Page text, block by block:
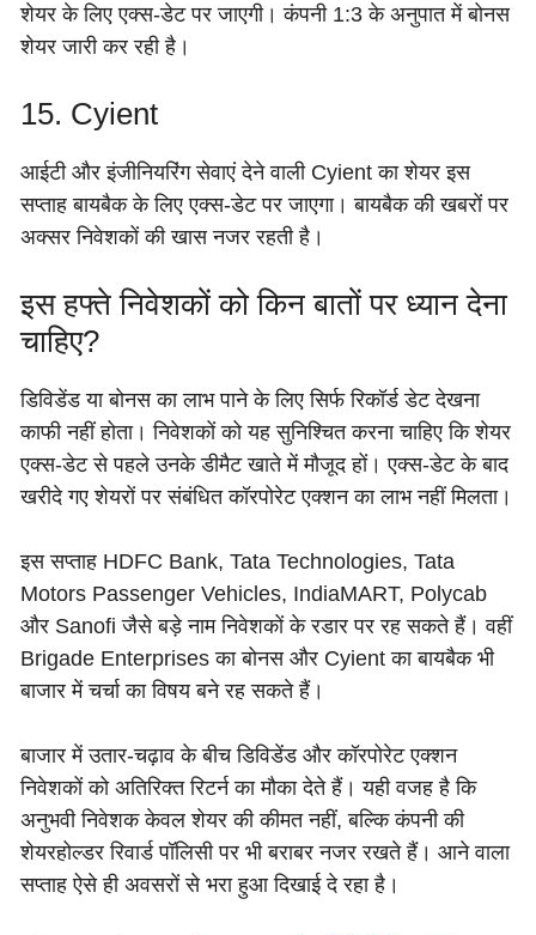
शेयर के लिए एक्स-डेट पर जाएगी। कंपनी 1:3 के अनुपात में बोनस
शेयर जारी कर रही है।
15. Cyient
आईटी और इंजीनियरिंग सेवाएं देने वाली Cyient का शेयर इस
सप्ताह बायबैक के लिए एक्स-डेट पर जाएगा। बायबैक की खबरों पर
अक्सर निवेशकों की खास नजर रहती है।
इस हफ्ते निवेशकों को किन बातों पर ध्यान देना
चाहिए?
डिविडेंड या बोनस का लाभ पाने के लिए सिर्फ रिकॉर्ड डेट देखना
काफी नहीं होता। निवेशकों को यह सुनिश्चित करना चाहिए कि शेयर
एक्स-डेट से पहले उनके डीमैट खाते में मौजूद हों। एक्स-डेट के बाद
खरीदे गए शेयरों पर संबंधित कॉरपोरेट एक्शन का लाभ नहीं मिलता।
इस सप्ताह HDFC Bank, Tata Technologies, Tata
Motors Passenger Vehicles, IndiaMART, Polycab
और Sanofi जैसे बड़े नाम निवेशकों के रडार पर रह सकते हैं। वहीं
Brigade Enterprises का बोनस और Cyient का बायबैक भी
बाजार में चर्चा का विषय बने रह सकते हैं।
बाजार में उतार-चढ़ाव के बीच डिविडेंड और कॉरपोरेट एक्शन
निवेशकों को अतिरिक्त रिटर्न का मौका देते हैं। यही वजह है कि
अनुभवी निवेशक केवल शेयर की कीमत नहीं, बल्कि कंपनी की
शेयरहोल्डर रिवार्ड पॉलिसी पर भी बराबर नजर रखते हैं। आने वाला
सप्ताह ऐसे ही अवसरों से भरा हुआ दिखाई दे रहा है।